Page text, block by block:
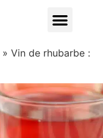
» Vin de rhubarbe :